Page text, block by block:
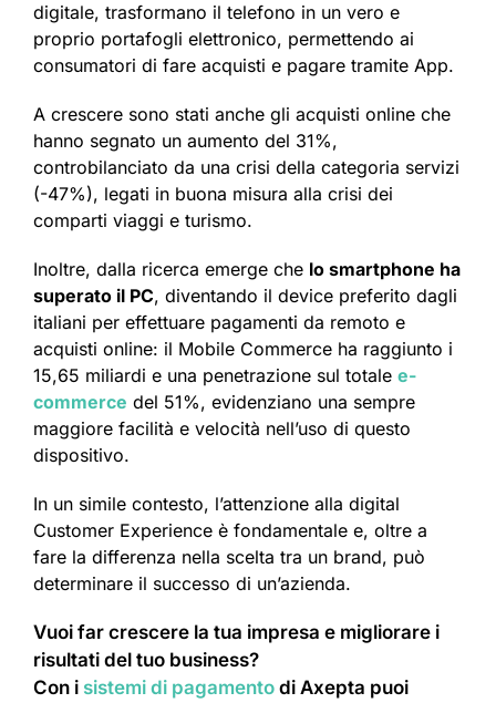
digitale, trasformano il telefono in un vero e
proprio portafogli elettronico, permettendo ai
consumatori di fare acquisti e pagare tramite App.
A crescere sono stati anche gli acquisti online che
hanno segnato un aumento del 31%,
controbilanciato da una crisi della categoria servizi
(-47%), legati in buona misura alla crisi dei
comparti viaggi e turismo.
Inoltre, dalla ricerca emerge che lo smartphone ha
superato il PC, diventando il device preferito dagli
italiani per effettuare pagamenti da remoto e
acquisti online: il Mobile Commerce ha raggiunto i
15,65 miliardi e una penetrazione sul totale e-
commerce del 51%, evidenziano una sempre
maggiore facilità e velocità nell’uso di questo
dispositivo.
In un simile contesto, l’attenzione alla digital
Customer Experience è fondamentale e, oltre a
fare la differenza nella scelta tra un brand, può
determinare il successo di un’azienda.
Vuoi far crescere la tua impresa e migliorare i
risultati del tuo business?
Con i sistemi di pagamento di Axepta puoi